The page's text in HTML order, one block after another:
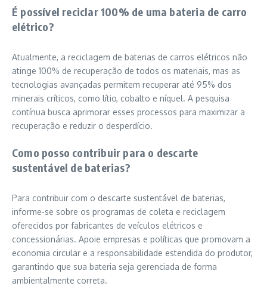
É possível reciclar 100% de uma bateria de carro
elétrico?
Atualmente, a reciclagem de baterias de carros elétricos não
atinge 100% de recuperação de todos os materiais, mas as
tecnologias avançadas permitem recuperar até 95% dos
minerais críticos, como lítio, cobalto e níquel. A pesquisa
contínua busca aprimorar esses processos para maximizar a
recuperação e reduzir o desperdício.
Como posso contribuir para o descarte
sustentável de baterias?
Para contribuir com o descarte sustentável de baterias,
informe-se sobre os programas de coleta e reciclagem
oferecidos por fabricantes de veículos elétricos e
concessionárias. Apoie empresas e políticas que promovam a
economia circular e a responsabilidade estendida do produtor,
garantindo que sua bateria seja gerenciada de forma
ambientalmente correta.